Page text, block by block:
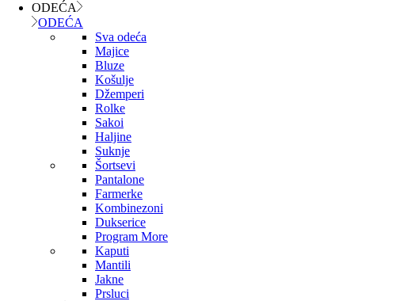
ODEĆA
ODEĆA
Sva odeća
Majice
Bluze
Košulje
Džemperi
Rolke
Sakoi
Haljine
Suknje
Šortsevi
Pantalone
Farmerke
Kombinezoni
Dukserice
Program More
Kaputi
Mantili
Jakne
Prsluci